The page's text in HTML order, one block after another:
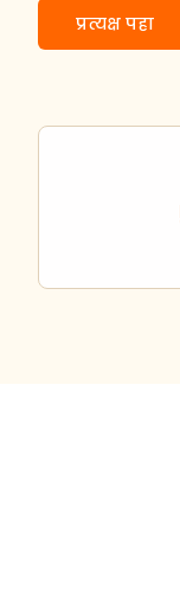
प्रत्यक्ष पहा